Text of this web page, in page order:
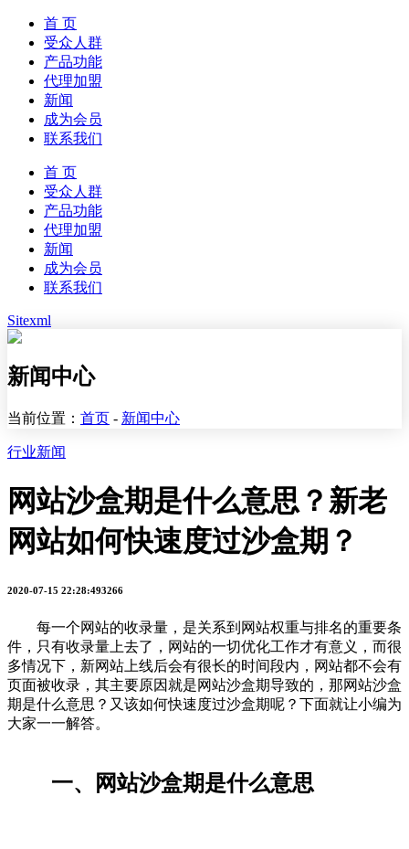
首 页
受众人群
产品功能
代理加盟
新闻
成为会员
联系我们
首 页
受众人群
产品功能
代理加盟
新闻
成为会员
联系我们
Sitexml
新闻中心
当前位置： 首页 - 新闻中心
行业新闻
网站沙盒期是什么意思？新老
网站如何快速度过沙盒期？
2020-07-15 22:28:493266
每一个网站的收录量，是关系到网站权重与排名的重要条
件，只有收录量上去了，网站的一切优化工作才有意义，而很
多情况下，新网站上线后会有很长的时间段内，网站都不会有
页面被收录，其主要原因就是网站沙盒期导致的，那网站沙盒
期是什么意思？又该如何快速度过沙盒期呢？下面就让小编为
大家一一解答。
一、网站沙盒期是什么意思